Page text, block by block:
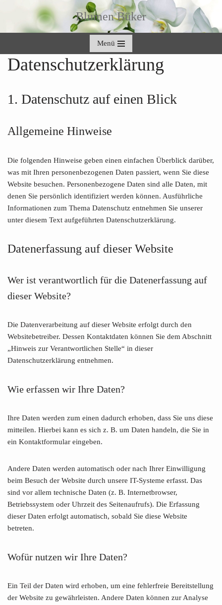
Blumen Büker
Menü
Datenschutz­erklärung
1. Datenschutz auf einen Blick
Allgemeine Hinweise
Die folgenden Hinweise geben einen einfachen Überblick darüber,
was mit Ihren personenbezogenen Daten passiert, wenn Sie diese
Website besuchen. Personenbezogene Daten sind alle Daten, mit
denen Sie persönlich identifiziert werden können. Ausführliche
Informationen zum Thema Datenschutz entnehmen Sie unserer
unter diesem Text aufgeführten Datenschutzerklärung.
Datenerfassung auf dieser Website
Wer ist verantwortlich für die Datenerfassung auf
dieser Website?
Die Datenverarbeitung auf dieser Website erfolgt durch den
Websitebetreiber. Dessen Kontaktdaten können Sie dem Abschnitt
„Hinweis zur Verantwortlichen Stelle“ in dieser
Datenschutzerklärung entnehmen.
Wie erfassen wir Ihre Daten?
Ihre Daten werden zum einen dadurch erhoben, dass Sie uns diese
mitteilen. Hierbei kann es sich z. B. um Daten handeln, die Sie in
ein Kontaktformular eingeben.
Andere Daten werden automatisch oder nach Ihrer Einwilligung
beim Besuch der Website durch unsere IT-Systeme erfasst. Das
sind vor allem technische Daten (z. B. Internetbrowser,
Betriebssystem oder Uhrzeit des Seitenaufrufs). Die Erfassung
dieser Daten erfolgt automatisch, sobald Sie diese Website
betreten.
Wofür nutzen wir Ihre Daten?
Ein Teil der Daten wird erhoben, um eine fehlerfreie Bereitstellung
der Website zu gewährleisten. Andere Daten können zur Analyse